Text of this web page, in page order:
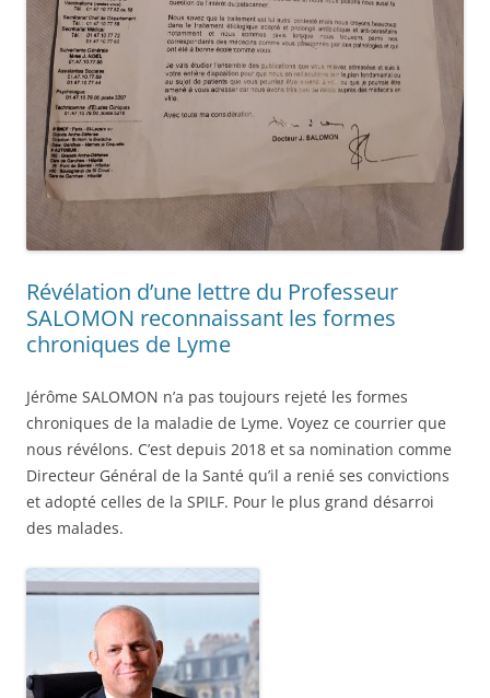
Révélation d’une lettre du Professeur
SALOMON reconnaissant les formes
chroniques de Lyme
Jérôme SALOMON n’a pas toujours rejeté les formes
chroniques de la maladie de Lyme. Voyez ce courrier que
nous révélons. C’est depuis 2018 et sa nomination comme
Directeur Général de la Santé qu’il a renié ses convictions
et adopté celles de la SPILF. Pour le plus grand désarroi
des malades.